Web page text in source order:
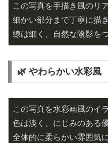
この写真を手描き風のリ
細かい部分まで丁寧に描
線は細く、自然な陰影を
🌿 やわらかい水彩風
この写真を水彩画風のイ
色は淡く、にじみのある
全体的に柔らかい雰囲気